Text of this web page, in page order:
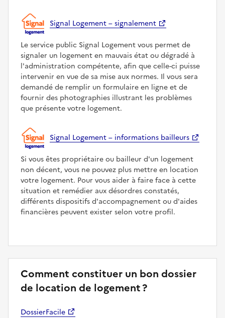
Signal Logement – signalement
Le service public Signal Logement vous permet de
signaler un logement en mauvais état ou dégradé à
l'administration compétente, afin que celle-ci puisse
intervenir en vue de sa mise aux normes. Il vous sera
demandé de remplir un formulaire en ligne et de
fournir des photographies illustrant les problèmes
que présente votre logement.
Signal Logement – informations bailleurs
Si vous êtes propriétaire ou bailleur d'un logement
non décent, vous ne pouvez plus mettre en location
votre logement. Pour vous aider à faire face à cette
situation et remédier aux désordres constatés,
différents dispositifs d'accompagnement ou d'aides
financières peuvent exister selon votre profil.
Comment constituer un bon dossier
de location de logement ?
DossierFacile